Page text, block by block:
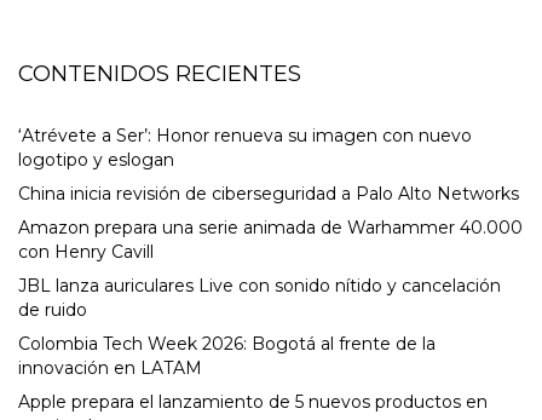
CONTENIDOS RECIENTES
‘Atrévete a Ser’: Honor renueva su imagen con nuevo
logotipo y eslogan
China inicia revisión de ciberseguridad a Palo Alto Networks
Amazon prepara una serie animada de Warhammer 40.000
con Henry Cavill
JBL lanza auriculares Live con sonido nítido y cancelación
de ruido
Colombia Tech Week 2026: Bogotá al frente de la
innovación en LATAM
Apple prepara el lanzamiento de 5 nuevos productos en